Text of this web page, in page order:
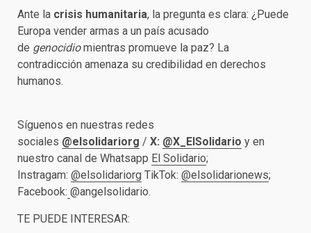
Ante la crisis humanitaria, la pregunta es clara: ¿Puede
Europa vender armas a un país acusado
de genocidiomientras promueve la paz? La
contradicción amenaza su credibilidad en derechos
humanos.
Síguenos en nuestras redes
sociales @elsolidariorg / X: @X_ElSolidario y en
nuestro canal de Whatsapp El Solidario;
Instragam: @elsolidariorg TikTok: @elsolidarionews;
Facebook: @angelsolidario.
TE PUEDE INTERESAR: